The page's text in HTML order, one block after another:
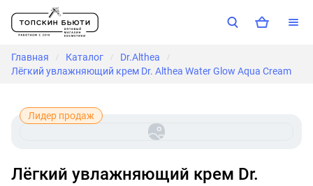
Главная / Каталог / Dr.Althea /
Лёгкий увлажняющий крем Dr. Althea Water Glow Aqua Cream
Лидер продаж
Лёгкий увлажняющий крем Dr.